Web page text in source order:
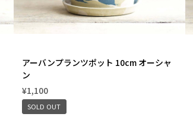
アーバンプランツポット 10cm オーシャ
ン
¥1,100
SOLD OUT